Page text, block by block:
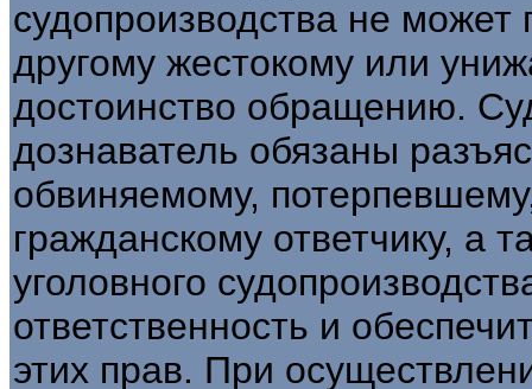
судопроизводства не
другому жестокому или
достоинство обращению.
дознаватель обязаны
обвиняемому,
гражданскому ответчику, а
уголовного
ответственность и
этих прав. При